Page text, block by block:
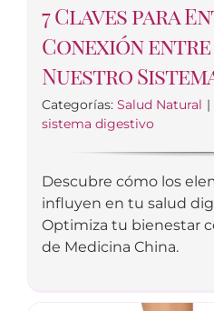
7 Claves para
Conexión
Nuestro
Categorías: Salud Natural |
sistema digestivo
Descubre cómo los
influyen en tu salud
Optimiza tu bienestar
de Medicina China.